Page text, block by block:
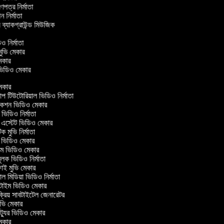
নির্মাতা
নির্মাতা
ব্যাকগ্রাউন্ড মিউজিক
নির্মাতা
মেকার
মেকার
ভিডিও নির্মাতা
ভিডিও মেকার
নির্মাতা
ভিডিও মেকার
মুভি নির্মাতা
মেকার
ভিডিও মেকার
ভিডিও নির্মাতা
মুভি মেকার
ভিডিও নির্মাতা
ভিডিও মেকার
সাবটাইটেল জেনারেটর
মেকার
ভিডিও মেকার